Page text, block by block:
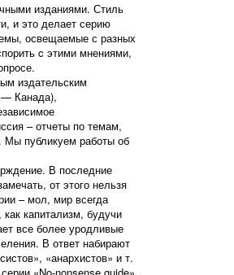
изданиями. Стиль
и это делает серию
освещаемые с разных
c этими мнениями,
издательским
— Канада),
– отчеты по темам,
Мы публикуем работы об
В последние
от этого нельзя
– мол, мир всегда
капитализм, будучи
все более уродливые
В ответ набирают
«анархистов» и т.